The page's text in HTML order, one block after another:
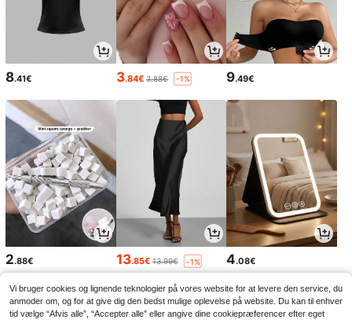
8.41€ 3.84€ 3.88€ -1% 9.49€
2.88€ 13.85€ 13.99€ -1% 4.08€
Vi bruger cookies og lignende teknologier på vores website for at levere den service, du
anmoder om, og for at give dig den bedst mulige oplevelse på website. Du kan til enhver
tid vælge “Afvis alle”, “Accepter alle” eller angive dine cookiepræferencer efter eget